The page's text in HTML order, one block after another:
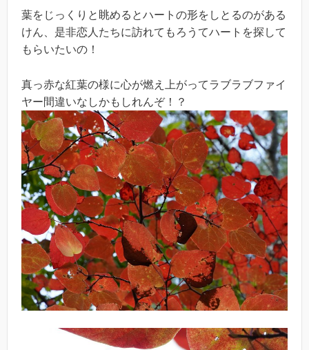
葉をじっくりと眺めるとハートの形をしとるのがある
けん、是非恋人たちに訪れてもろうてハートを探して
もらいたいの！
真っ赤な紅葉の様に心が燃え上がってラブラブファイ
ヤー間違いなしかもしれんぞ！？